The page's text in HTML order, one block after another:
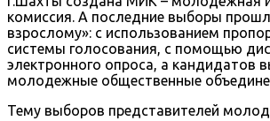
комиссия. А последние выборы
взрослому»: с использованием
системы голосования, с помощью
электронного опроса, а кандидатов
молодежные общественные
Тему выборов представителей